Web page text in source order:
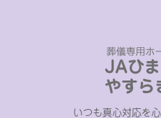
いつも真心対応を